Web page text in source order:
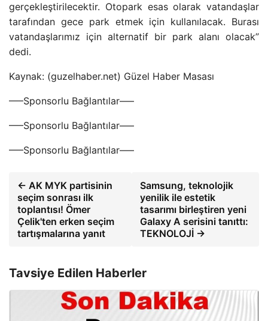
gerçekleştirilecektir. Otopark esas olarak vatandaşlar
tarafından gece park etmek için kullanılacak. Burası
vatandaşlarımız için alternatif bir park alanı olacak”
dedi.
Kaynak: (guzelhaber.net) Güzel Haber Masası
—–Sponsorlu Bağlantılar—–
—–Sponsorlu Bağlantılar—–
—–Sponsorlu Bağlantılar—–
← AK MYK partisinin
seçim sonrası ilk
toplantısı! Ömer
Çelik'ten erken seçim
tartışmalarına yanıt
Samsung, teknolojik
yenilik ile estetik
tasarımı birleştiren yeni
Galaxy A serisini tanıttı:
TEKNOLOJİ →
Tavsiye Edilen Haberler